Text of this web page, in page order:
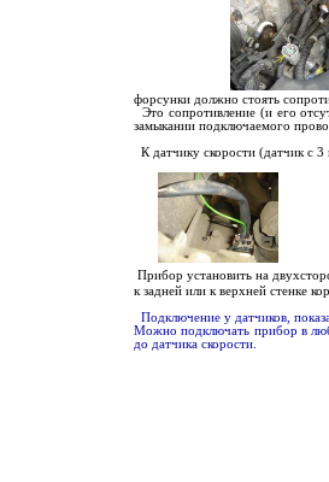
форсунки должно стоять
Это сопротивление (и его
замыкании подключаемого
К датчику скорости (датчик с
Прибор установить на
к задней или к верхней стенке
Подключение у датчиков,
Можно подключать прибор в
до датчика скорости.